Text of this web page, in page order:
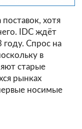
хотя
IDC ждёт
году. Спрос на
в
старые
рынках
носимые